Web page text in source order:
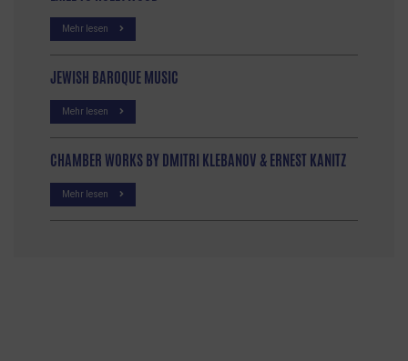
Mehr lesen
JEWISH BAROQUE MUSIC
Mehr lesen
CHAMBER WORKS BY DMITRI KLEBANOV & ERNEST KANITZ
Mehr lesen